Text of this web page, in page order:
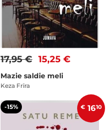
15,25 €
17,95 €
Mazie saldie meli
Keza Frīra
-15% € 1610